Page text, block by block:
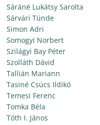
Sáráné Lukátsy Sarolta
Sárvári Tünde
Simon Adri
Somogyi Norbert
Szilágyi Bay Péter
Szolláth Dávid
Tallián Mariann
Tasiné Csúcs Ildikó
Temesi Ferenc
Tomka Béla
Tóth I. János